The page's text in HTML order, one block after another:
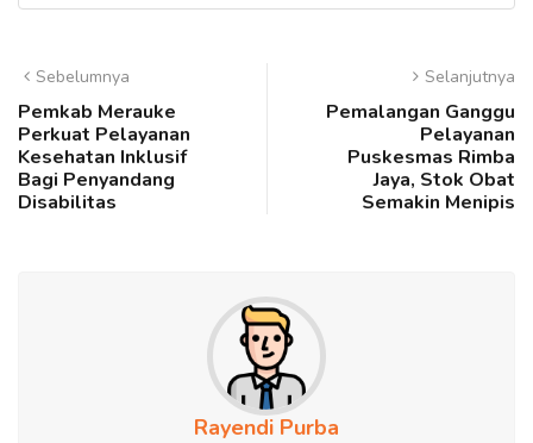
Sebelumnya
Pemkab Merauke
Perkuat Pelayanan
Kesehatan Inklusif
Bagi Penyandang
Disabilitas
Selanjutnya
Pemalangan Ganggu
Pelayanan
Puskesmas Rimba
Jaya, Stok Obat
Semakin Menipis
Rayendi Purba